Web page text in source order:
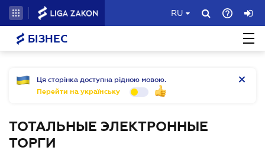
RU
БІЗНЕС
Ця сторінка доступна рідною мовою.
Перейти на українську
ТОТАЛЬНЫЕ ЭЛЕКТРОННЫЕ
ТОРГИ